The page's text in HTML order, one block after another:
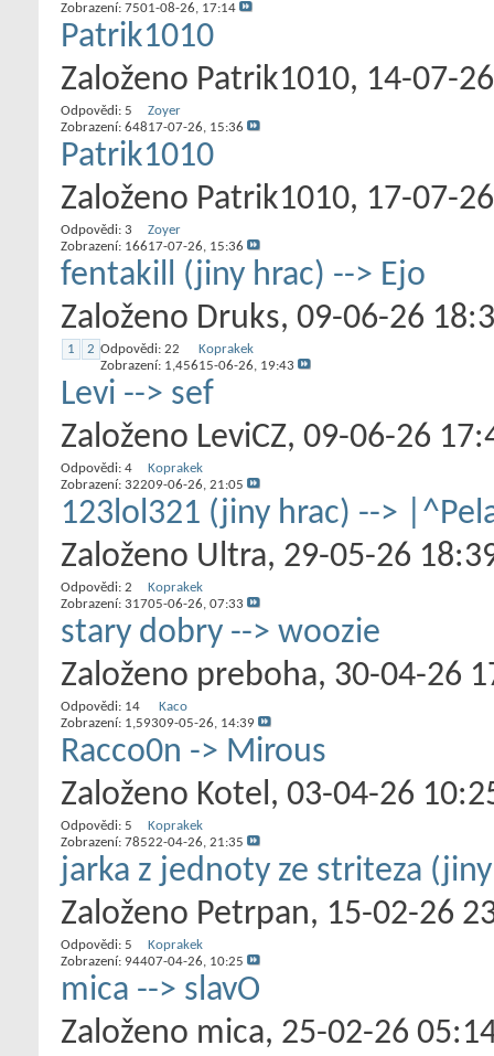
Zobrazení: 7501-08-26, 17:14
Patrik1010
Založeno Patrik1010‎, 14-07-
Odpovědi: 5
Zobrazení: 648
Zoyer
17-07-26, 15:36
Patrik1010
Založeno Patrik1010‎, 17-07-
Odpovědi: 3
Zobrazení: 166
Zoyer
17-07-26, 15:36
fentakill (jiny hrac) --> Ejo
Založeno Druks‎, 09-06-26
1 2 Odpovědi: 22
Zobrazení: 1,456
Koprakek
15-06-26, 19:43
Levi --> sef
Založeno LeviCZ‎, 09-06-26
Odpovědi: 4
Zobrazení: 322
Koprakek
09-06-26, 21:05
123lol321 (jiny hrac) -->
Založeno Ultra‎, 29-05-26
Odpovědi: 2
Zobrazení: 317
Koprakek
05-06-26, 07:33
stary dobry --> woozie
Založeno preboha‎, 30-04-26
Odpovědi: 14
Zobrazení: 1,593
Kaco
09-05-26, 14:39
Racco0n -> Mirous
Založeno Kotel‎, 03-04-26
Odpovědi: 5
Zobrazení: 785
Koprakek
22-04-26, 21:35
jarka z jednoty ze striteza
Založeno Petrpan‎, 15-02-26
Odpovědi: 5
Zobrazení: 944
Koprakek
07-04-26, 10:25
mica --> slavO
Založeno mica‎, 25-02-26